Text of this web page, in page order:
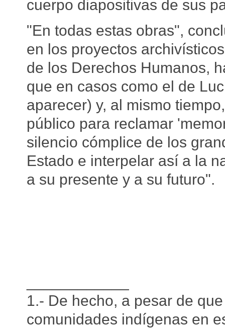
cuerpo diapositivas de sus
"En todas estas obras",
en los proyectos
de los Derechos Humanos,
que en casos como el de
aparecer) y, al mismo
público para reclamar
silencio cómplice de los
Estado e interpelar así a la
a su presente y a su futuro".
1.- De hecho, a pesar de
comunidades indígenas en